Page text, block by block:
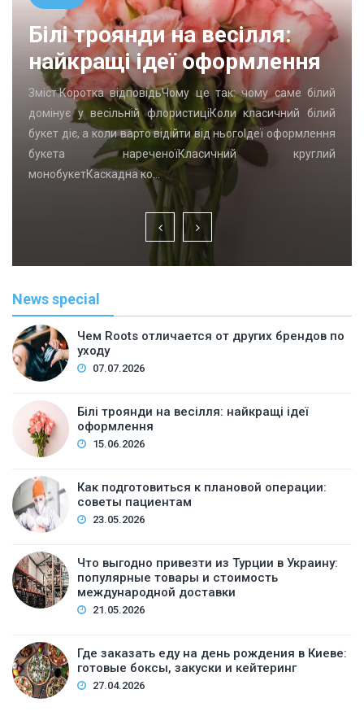
Білі троянди на весілля:
найкращі ідеї оформлення
Зміст:Коротка відповідьЧому це так: чому саме білий
домінує у весільній флористиціКоли класичний білий
букет діє, а коли варто відійти від ньогоІдеї оформлення
букета нареченоїКласичний круглий
монобукетКаскадна ко…
News special
Чем Roots отличается от других брендов по
уходу
07.07.2026
Білі троянди на весілля: найкращі ідеї
оформлення
15.06.2026
Как подготовиться к плановой операции:
советы пациентам
23.05.2026
Что выгодно привезти из Турции в Украину:
популярные товары и стоимость
международной доставки
21.05.2026
Где заказать еду на день рождения в Киеве:
готовые боксы, закуски и кейтеринг
27.04.2026